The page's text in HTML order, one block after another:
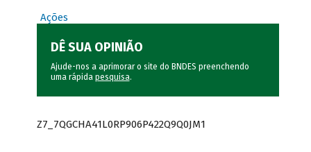
Ações
DÊ SUA OPINIÃO
Ajude-nos a aprimorar o site do BNDES preenchendo
uma rápida pesquisa.
Z7_7QGCHA41L0RP906P422Q9Q0JM1